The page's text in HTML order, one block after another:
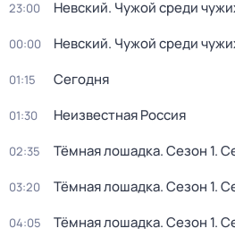
23:00 Невский. Чужой среди
00:00 Невский. Чужой среди
01:15 Сегодня
01:30 Неизвестная Россия
02:35 Тёмная лошадка. Сезон 1.
03:20 Тёмная лошадка. Сезон 1.
04:05 Тёмная лошадка. Сезон 1.